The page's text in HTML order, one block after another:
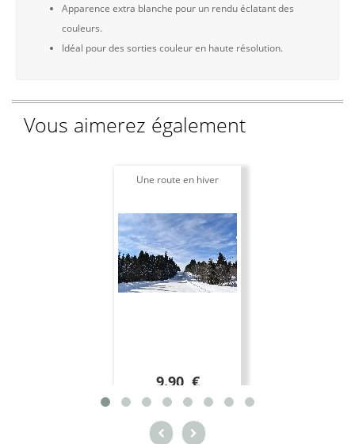
Apparence extra blanche pour un rendu éclatant des
couleurs.
Idéal pour des sorties couleur en haute résolution.
Vous aimerez également
Une route en hiver
9.90 €